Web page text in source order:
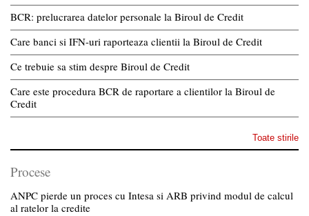
BCR: prelucrarea datelor personale la Biroul de Credit
Care banci si IFN-uri raporteaza clientii la Biroul de Credit
Ce trebuie sa stim despre Biroul de Credit
Care este procedura BCR de raportare a clientilor la Biroul de
Credit
Toate stirile
Procese
ANPC pierde un proces cu Intesa si ARB privind modul de calcul
al ratelor la credite